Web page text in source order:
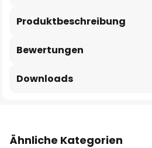
Produktbeschreibung
Bewertungen
Downloads
Ähnliche Kategorien